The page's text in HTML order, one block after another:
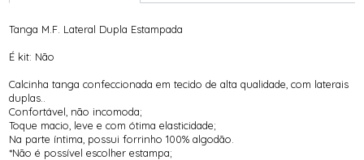
Tanga M.F. Lateral Dupla Estampada
É kit: Não
Calcinha tanga confeccionada em tecido de alta qualidade, com laterais
duplas..
Confortável, não incomoda;
Toque macio, leve e com ótima elasticidade;
Na parte íntima, possui forrinho 100% algodão.
*Não é possível escolher estampa;